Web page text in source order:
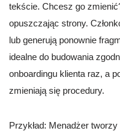
tekście. Chcesz go
opuszczając strony.
lub generują ponownie
idealne do budowania
onboardingu klienta raz, a
zmieniają się procedury.
Przykład: Menadżer